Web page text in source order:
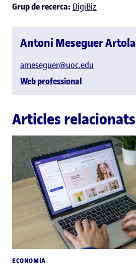
Grup de recerca: DigiBiz
Antoni Meseguer Artola
ameseguer@uoc.edu
Web professional
Articles relacionats
ECONOMIA